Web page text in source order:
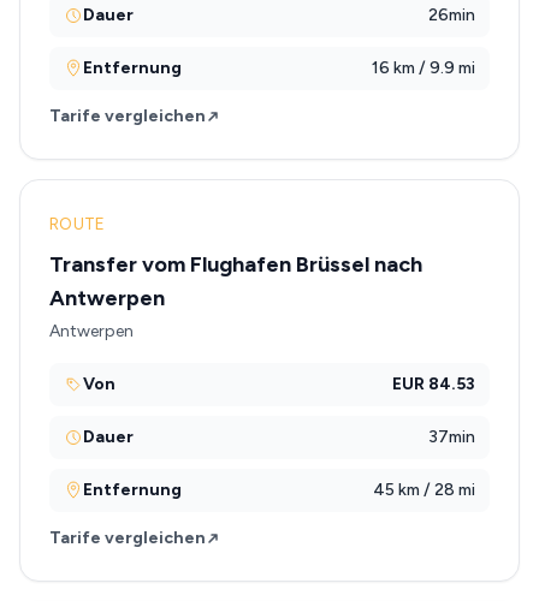
Dauer 26min
Entfernung 16 km / 9.9 mi
Tarife vergleichen
ROUTE
Transfer vom Flughafen Brüssel nach
Antwerpen
Antwerpen
Von EUR 84.53
Dauer 37min
Entfernung 45 km / 28 mi
Tarife vergleichen